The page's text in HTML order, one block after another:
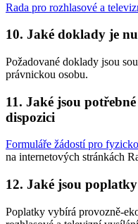
Rada pro rozhlasové a
10. Jaké doklady je
Požadované doklady jsou
právnickou osobu.
11. Jaké jsou
dispozici
Formuláře žádostí pro
na internetových stránkách
12. Jaké jsou
Poplatky vybírá provozně-